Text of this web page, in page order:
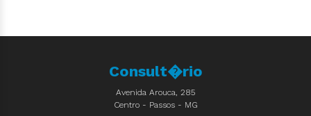
Consult�rio
Avenida Arouca, 285
Centro - Passos - MG